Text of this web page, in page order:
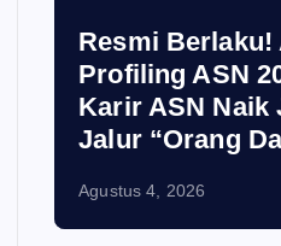
Resmi Berlaku!
Profiling ASN
Karir ASN Naik
Jalur “Orang
Agustus 4, 2026